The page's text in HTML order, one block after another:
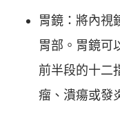
胃鏡：將內視
胃部。胃鏡可
前半段的十二
瘤、潰瘍或發